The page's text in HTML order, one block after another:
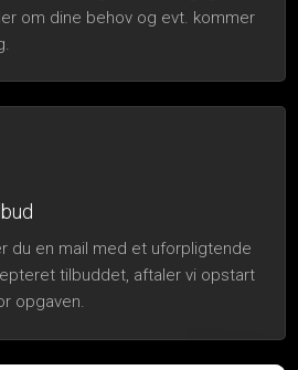
om dine behov og evt. kommer
du en mail med et uforpligtende
tilbuddet, aftaler vi opstart
opgaven.